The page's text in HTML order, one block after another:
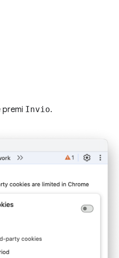
premi Invio.